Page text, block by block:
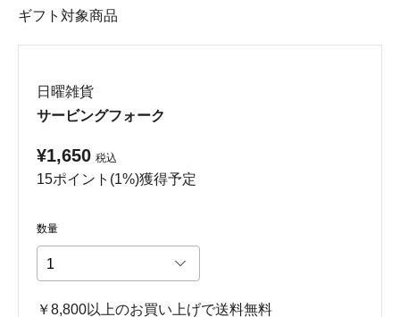
ギフト対象商品
日曜雑貨
サービングフォーク
¥1,650 税込
15ポイント(1%)獲得予定
数量
￥8,800以上のお買い上げで送料無料